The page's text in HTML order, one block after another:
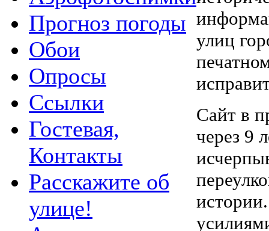
Прогноз погоды
Обои
Опросы
Ссылки
Гостевая,
Контакты
Расскажите об
улице!
улиц
Сайт в
через 9